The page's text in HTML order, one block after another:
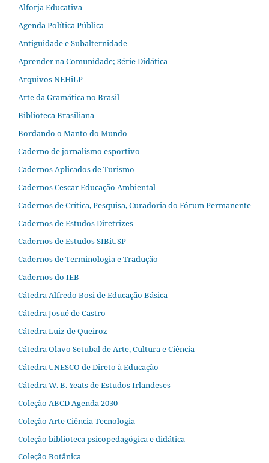
Alforja Educativa
Agenda Política Pública
Antiguidade e Subalternidade
Aprender na Comunidade; Série Didática
Arquivos NEHiLP
Arte da Gramática no Brasil
Biblioteca Brasiliana
Bordando o Manto do Mundo
Caderno de jornalismo esportivo
Cadernos Aplicados de Turismo
Cadernos Cescar Educação Ambiental
Cadernos de Crítica, Pesquisa, Curadoria do Fórum Permanente
Cadernos de Estudos Diretrizes
Cadernos de Estudos SIBiUSP
Cadernos de Terminologia e Tradução
Cadernos do IEB
Cátedra Alfredo Bosi de Educação Básica
Cátedra Josué de Castro
Cátedra Luiz de Queiroz
Cátedra Olavo Setubal de Arte, Cultura e Ciência
Cátedra UNESCO de Direto à Educação
Cátedra W. B. Yeats de Estudos Irlandeses
Coleção ABCD Agenda 2030
Coleção Arte Ciência Tecnologia
Coleção biblioteca psicopedagógica e didática
Coleção Botânica